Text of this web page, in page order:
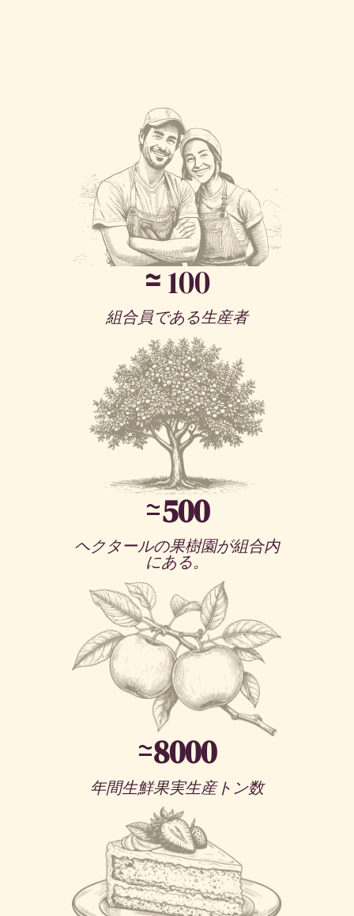
≃100
組合員である生産者
≃500
ヘクタールの果樹園が組合内
にある。
≃8000
年間生鮮果実生産トン数